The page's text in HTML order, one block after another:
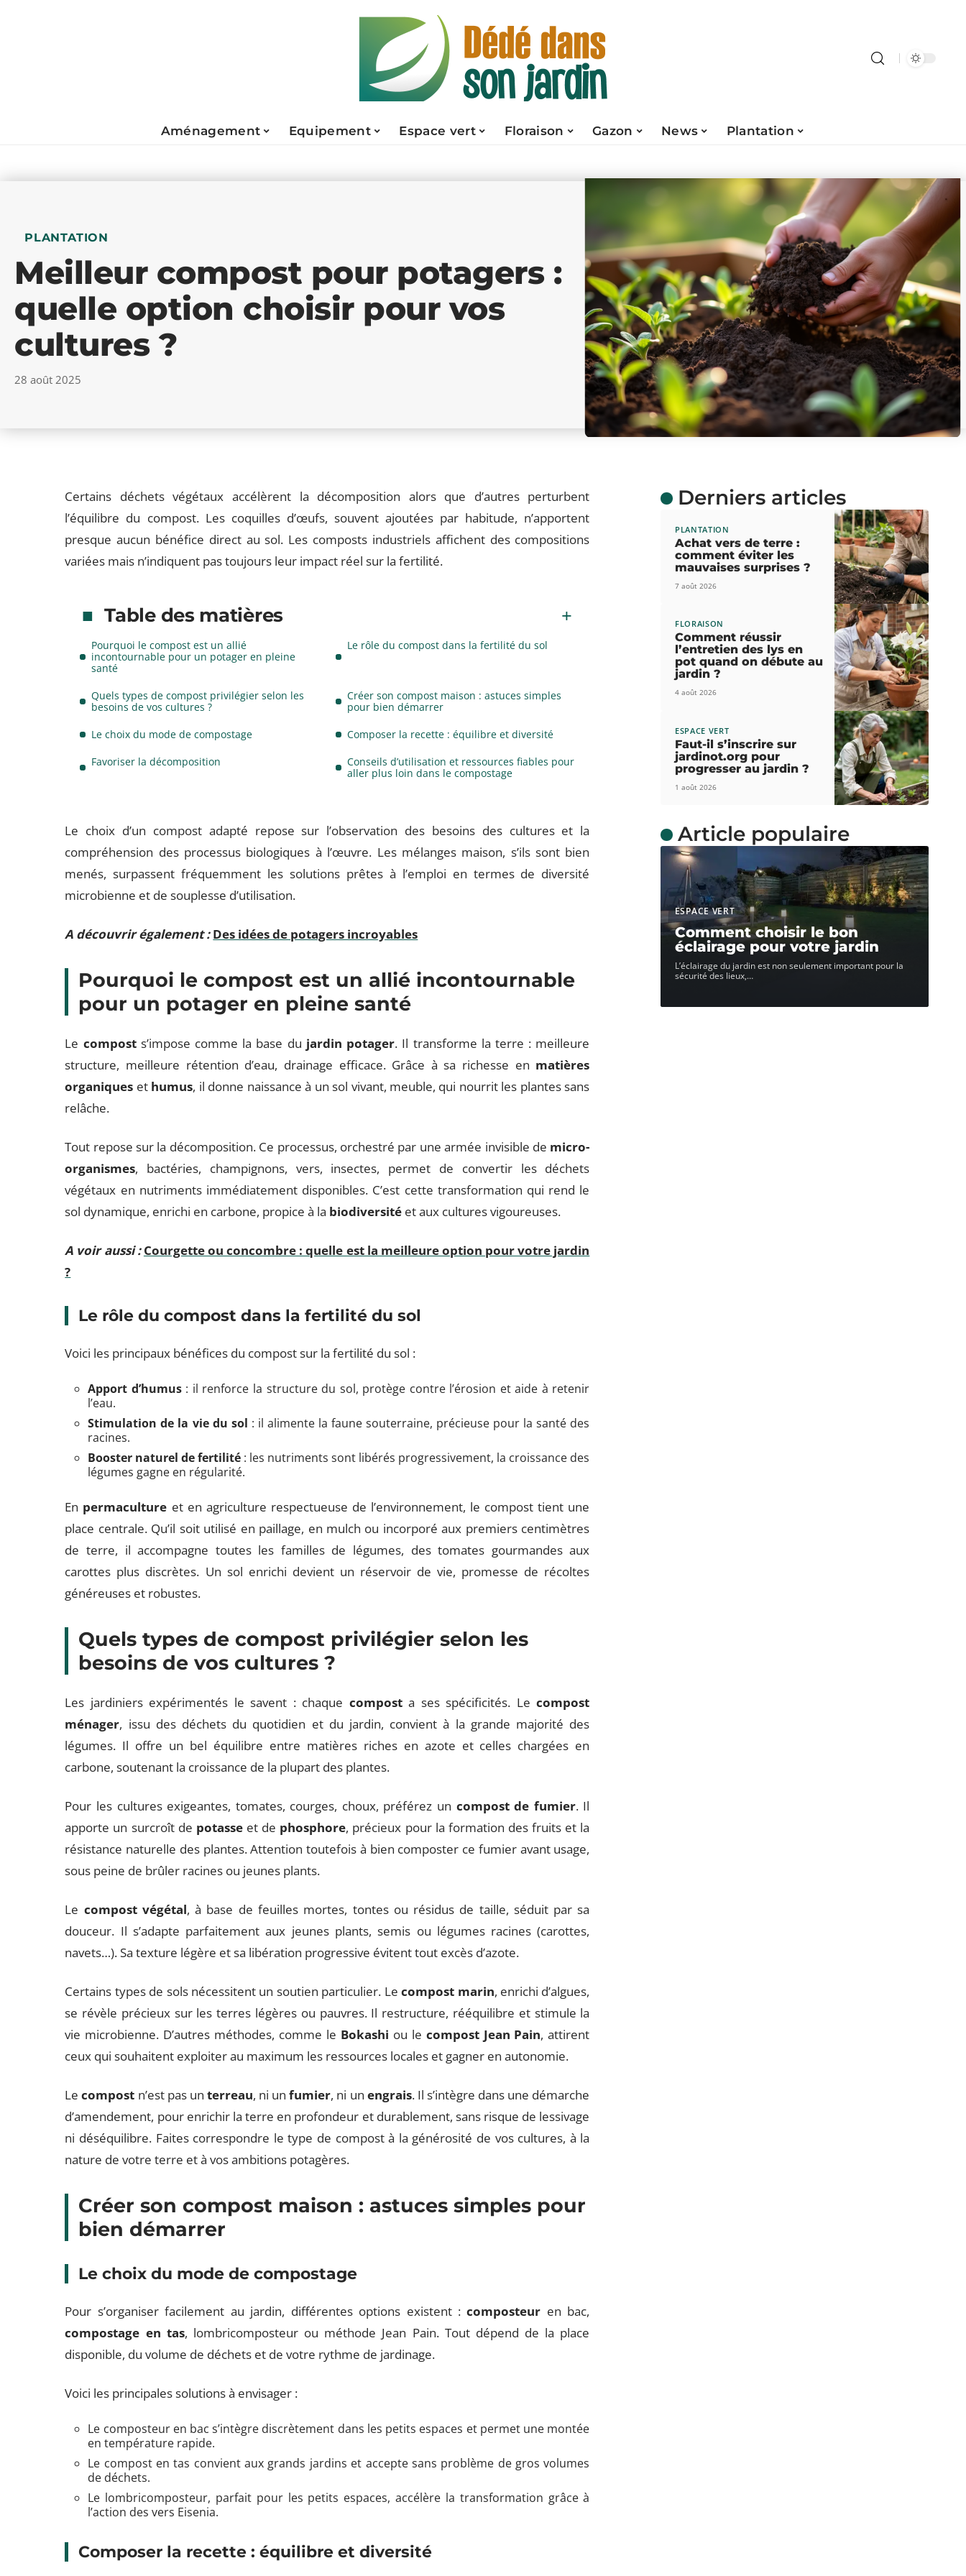
Aménagement Equipement Espace vert Floraison Gazon News Plantation
PLANTATION
Meilleur compost pour potagers :
quelle option choisir pour vos
cultures ?
28 août 2025
Certains déchets végétaux accélèrent la décomposition alors que d’autres perturbent
l’équilibre du compost. Les coquilles d’œufs, souvent ajoutées par habitude, n’apportent
presque aucun bénéfice direct au sol. Les composts industriels affichent des compositions
variées mais n’indiquent pas toujours leur impact réel sur la fertilité.
Table des matières
Pourquoi le compost est un allié
incontournable pour un potager en pleine
santé
Le rôle du compost dans la fertilité du sol
Quels types de compost privilégier selon les
besoins de vos cultures ?
Créer son compost maison : astuces simples
pour bien démarrer
Le choix du mode de compostage
Composer la recette : équilibre et diversité
Favoriser la décomposition
Conseils d’utilisation et ressources fiables pour
aller plus loin dans le compostage
Le choix d’un compost adapté repose sur l’observation des besoins des cultures et la
compréhension des processus biologiques à l’œuvre. Les mélanges maison, s’ils sont bien
menés, surpassent fréquemment les solutions prêtes à l’emploi en termes de diversité
microbienne et de souplesse d’utilisation.
A découvrir également : Des idées de potagers incroyables
Pourquoi le compost est un allié incontournable
pour un potager en pleine santé
Le composts’impose comme la base du jardin potager. Il transforme la terre : meilleure
structure, meilleure rétention d’eau, drainage efficace. Grâce à sa richesse en matières
organiques et humus, il donne naissance à un sol vivant, meuble, qui nourrit les plantes sans
relâche.
Tout repose sur la décomposition. Ce processus, orchestré par une armée invisible de micro-
organismes, bactéries, champignons, vers, insectes, permet de convertir les déchets
végétaux en nutriments immédiatement disponibles. C’est cette transformation qui rend le
sol dynamique, enrichi en carbone, propice à la biodiversité et aux cultures vigoureuses.
A voir aussi : Courgette ou concombre : quelle est la meilleure option pour votre jardin
?
Le rôle du compost dans la fertilité du sol
Voici les principaux bénéfices du compost sur la fertilité du sol :
Apport d’humus: il renforce la structure du sol, protège contre l’érosion et aide à retenir
l’eau.
Stimulation de la vie du sol : il alimente la faune souterraine, précieuse pour la santé des
racines.
Booster naturel de fertilité : les nutriments sont libérés progressivement, la croissance des
légumes gagne en régularité.
En permaculture et en agriculture respectueuse de l’environnement, le compost tient une
place centrale. Qu’il soit utilisé en paillage, en mulch ou incorporé aux premiers centimètres
de terre, il accompagne toutes les familles de légumes, des tomates gourmandes aux
carottes plus discrètes. Un sol enrichi devient un réservoir de vie, promesse de récoltes
généreuses et robustes.
Quels types de compost privilégier selon les
besoins de vos cultures ?
Les jardiniers expérimentés le savent : chaque composta ses spécificités. Lecompost
ménager, issu des déchets du quotidien et du jardin, convient à la grande majorité des
légumes. Il offre un bel équilibre entre matières riches en azote et celles chargées en
carbone, soutenant la croissance de la plupart des plantes.
Pour les cultures exigeantes, tomates, courges, choux, préférez un compost de fumier. Il
apporte un surcroît de potasseet de phosphore, précieux pour la formation des fruits et la
résistance naturelle des plantes. Attention toutefois à bien composter ce fumier avant usage,
sous peine de brûler racines ou jeunes plants.
Le compost végétal, à base de feuilles mortes, tontes ou résidus de taille, séduit par sa
douceur. Il s’adapte parfaitement aux jeunes plants, semis ou légumes racines (carottes,
navets…). Sa texture légère et sa libération progressive évitent tout excès d’azote.
Certains types de sols nécessitent un soutien particulier. Lecompost marin, enrichi d’algues,
se révèle précieux sur les terres légères ou pauvres. Il restructure, rééquilibre et stimule la
vie microbienne. D’autres méthodes, comme le Bokashi ou le compost Jean Pain, attirent
ceux qui souhaitent exploiter au maximum les ressources locales et gagner en autonomie.
Lecompost n’est pas un terreau, ni unfumier, ni un engrais. Il s’intègre dans une démarche
d’amendement, pour enrichir la terre en profondeur et durablement, sans risque de lessivage
ni déséquilibre. Faites correspondre le type de compost à la générosité de vos cultures, à la
nature de votre terre et à vos ambitions potagères.
Créer son compost maison : astuces simples pour
bien démarrer
Le choix du mode de compostage
Pour s’organiser facilement au jardin, différentes options existent :composteur en bac,
compostage en tas, lombricomposteur ou méthode Jean Pain. Tout dépend de la place
disponible, du volume de déchets et de votre rythme de jardinage.
Voici les principales solutions à envisager :
Le composteur en bac s’intègre discrètement dans les petits espaces et permet une montée
en température rapide.
Le compost en tas convient aux grands jardins et accepte sans problème de gros volumes
de déchets.
Le lombricomposteur, parfait pour les petits espaces, accélère la transformation grâce à
l’action des vers Eisenia.
Composer la recette : équilibre et diversité
Derniers articles
PLANTATION
Achat vers de terre :
comment éviter les
mauvaises surprises ?
7 août 2026
FLORAISON
Comment réussir
l’entretien des lys en
pot quand on débute au
jardin ?
4 août 2026
ESPACE VERT
Faut-il s’inscrire sur
jardinot.org pour
progresser au jardin ?
1 août 2026
Article populaire
ESPACE VERT
Comment choisir le bon
éclairage pour votre jardin
L’éclairage du jardin est non seulement important pour la
sécurité des lieux,…